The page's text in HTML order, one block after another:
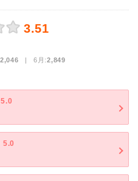
3.51
2,046 | 6月:2,849
5.0
5.0